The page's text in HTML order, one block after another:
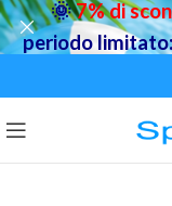
🌞7% di
periodo